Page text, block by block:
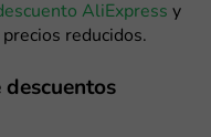
AliExpress y
reducidos.
descuentos